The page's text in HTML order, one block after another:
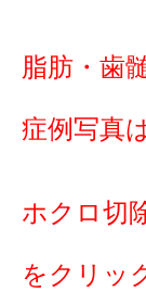
脂肪・歯
症例写真
ホクロ切
をクリッ